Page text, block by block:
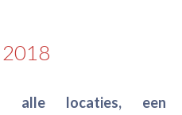
alle locaties, een